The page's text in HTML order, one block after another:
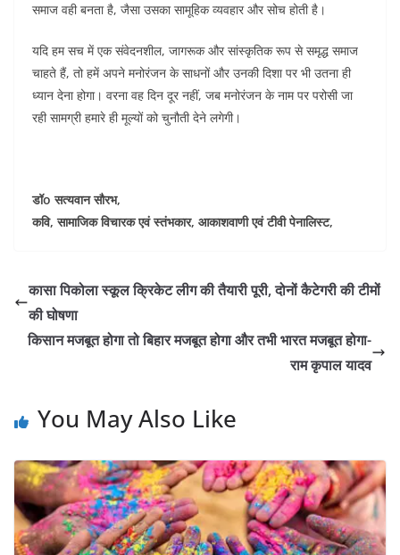
समाज वही बनता है, जैसा उसका सामूहिक व्यवहार और सोच होती है।
यदि हम सच में एक संवेदनशील, जागरूक और सांस्कृतिक रूप से समृद्ध समाज
चाहते हैं, तो हमें अपने मनोरंजन के साधनों और उनकी दिशा पर भी उतना ही
ध्यान देना होगा। वरना वह दिन दूर नहीं, जब मनोरंजन के नाम पर परोसी जा
रही सामग्री हमारे ही मूल्यों को चुनौती देने लगेगी।
डॉo सत्यवान सौरभ,
कवि, सामाजिक विचारक एवं स्तंभकार, आकाशवाणी एवं टीवी पेनालिस्ट,
कासा पिकोला स्कूल क्रिकेट लीग की तैयारी पूरी, दोनों कैटेगरी की टीमों
की घोषणा
किसान मजबूत होगा तो बिहार मजबूत होगा और तभी भारत मजबूत होगा-
राम कृपाल यादव
You May Also Like